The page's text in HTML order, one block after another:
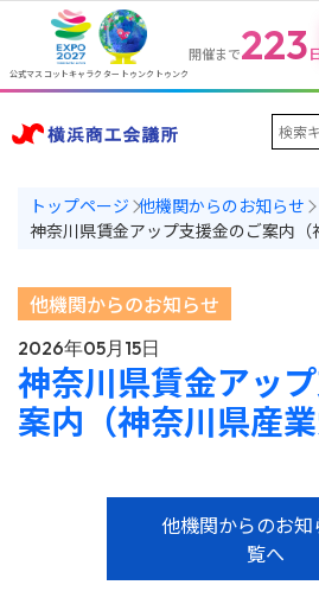
公式マスコットキャラクター トゥンクトゥンク
開催まで223
トップページ 他機関からのお知らせ
神奈川県賃金アップ支援金のご案内（
他機関からのお知らせ
2026年05月15日
神奈川県賃金アッ
案内（神奈川県産業
他機関からのお知
覧へ